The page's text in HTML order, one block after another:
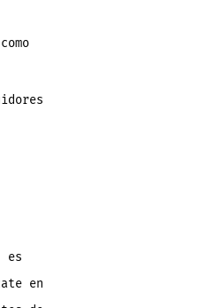
es
en